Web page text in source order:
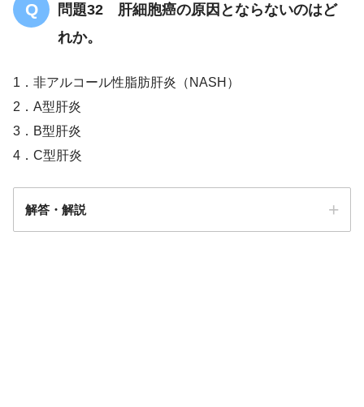
問題32 肝細胞癌の原因とならないのはど
れか。
1．非アルコール性脂肪肝炎（NASH）
2．A型肝炎
3．B型肝炎
4．C型肝炎
解答・解説